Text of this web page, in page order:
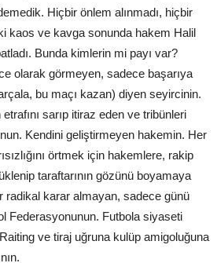
Hiçbir önlem alınmadı, hiçbir
kaos ve kavga sonunda hakem Halil
Bunda kimlerin mi payı var?
olarak görmeyen, sadece başarıya
bu maçı kazan) diyen seyircinin.
sarıp itiraz eden ve tribünleri
Kendini geliştirmeyen hakemin. Her
örtmek için hakemlere, rakip
taraftarının gözünü boyamaya
radikal karar almayan, sadece günü
Federasyonunun. Futbola siyaseti
Raiting ve tiraj uğruna kulüp amigoluğuna